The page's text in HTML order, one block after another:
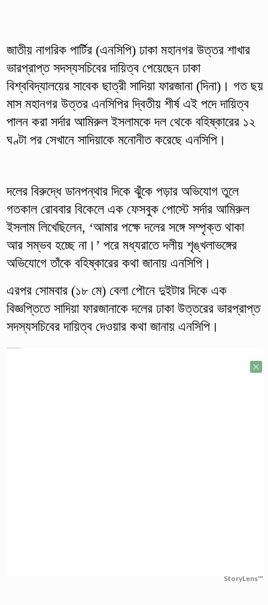
জাতীয় নাগরিক পার্টির (এনসিপি) ঢাকা মহানগর উত্তর শাখার
ভারপ্রাপ্ত সদস্যসচিবের দায়িত্ব পেয়েছেন ঢাকা
বিশ্ববিদ্যালয়ের সাবেক ছাত্রী সাদিয়া ফারজানা (দিনা)। গত ছয়
মাস মহানগর উত্তর এনসিপির দ্বিতীয় শীর্ষ এই পদে দায়িত্ব
পালন করা সর্দার আমিরুল ইসলামকে দল থেকে বহিষ্কারের ১২
ঘণ্টা পর সেখানে সাদিয়াকে মনোনীত করেছে এনসিপি।
দলের বিরুদ্ধে ডানপন্থার দিকে ঝুঁকে পড়ার অভিযোগ তুলে
গতকাল রোববার বিকেলে এক ফেসবুক পোস্টে সর্দার আমিরুল
ইসলাম লিখেছিলেন, ‘আমার পক্ষে দলের সঙ্গে সম্পৃক্ত থাকা
আর সম্ভব হচ্ছে না।’ পরে মধ্যরাতে দলীয় শৃঙ্খলাভঙ্গের
অভিযোগে তাঁকে বহিষ্কারের কথা জানায় এনসিপি।
এরপর সোমবার (১৮ মে) বেলা পৌনে দুইটার দিকে এক
বিজ্ঞপ্তিতে সাদিয়া ফারজানাকে দলের ঢাকা উত্তরের ভারপ্রাপ্ত
সদস্যসচিবের দায়িত্ব দেওয়ার কথা জানায় এনসিপি।
StoryLens™